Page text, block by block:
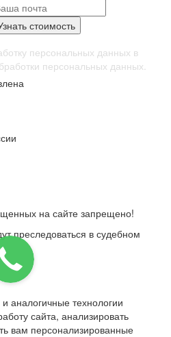
персональных данных в
персональных данных.
на сайте запрещено!
преследоваться в судебном
аналогичные технологии
сайта, анализировать
вам персонализированные